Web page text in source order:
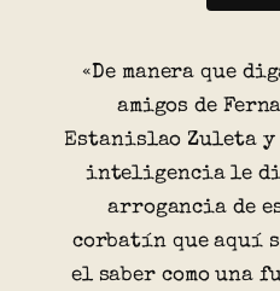
«De manera que
amigos de
Estanislao Zuleta y
inteligencia le
arrogancia de
corbatín que aquí
el saber como una